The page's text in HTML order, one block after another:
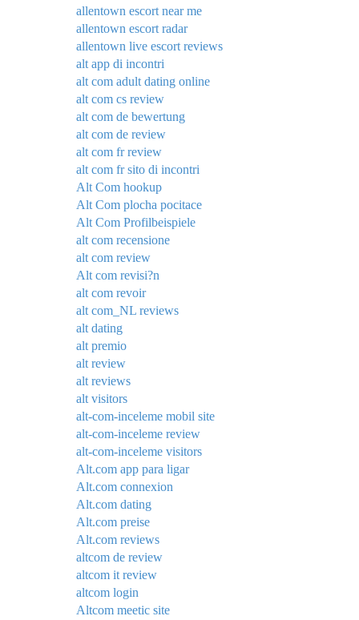
allentown escort near me
allentown escort radar
allentown live escort reviews
alt app di incontri
alt com adult dating online
alt com cs review
alt com de bewertung
alt com de review
alt com fr review
alt com fr sito di incontri
Alt Com hookup
Alt Com plocha pocitace
Alt Com Profilbeispiele
alt com recensione
alt com review
Alt com revisi?n
alt com revoir
alt com_NL reviews
alt dating
alt premio
alt review
alt reviews
alt visitors
alt-com-inceleme mobil site
alt-com-inceleme review
alt-com-inceleme visitors
Alt.com app para ligar
Alt.com connexion
Alt.com dating
Alt.com preise
Alt.com reviews
altcom de review
altcom it review
altcom login
Altcom meetic site